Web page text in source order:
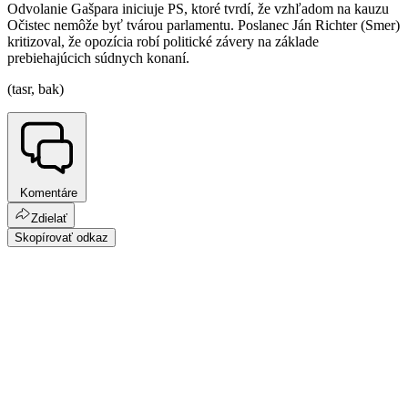
Odvolanie Gašpara iniciuje PS, ktoré tvrdí, že vzhľadom na kauzu
Očistec nemôže byť tvárou parlamentu. Poslanec Ján Richter (Smer)
kritizoval, že opozícia robí politické závery na základe
prebiehajúcich súdnych konaní.
(tasr, bak)
Komentáre
Zdielať
Skopírovať odkaz